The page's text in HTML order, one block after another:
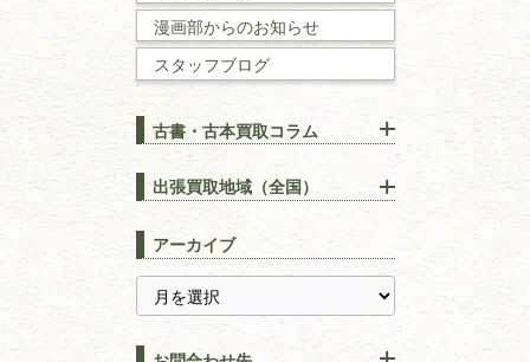
数学書・物理学書
建築書
漢方・鍼灸・東洋医学
易学・占い
スピリチュアル・ 精神世界
全集・
趣味・教養
漫画部からのお知らせ
スタッフブログ
古書・古本買取コラム
【出張買取】古本の大量買取
りOK！効率的に売る方法
長島書店の便利な買取サービ
ス
【持ち込み買取】店頭で簡単
に古本を売るメリットとは？
上手な売り方のコツを解説
出張買取地域（全国）
千葉県
神奈川県
静岡県
アーカイブ